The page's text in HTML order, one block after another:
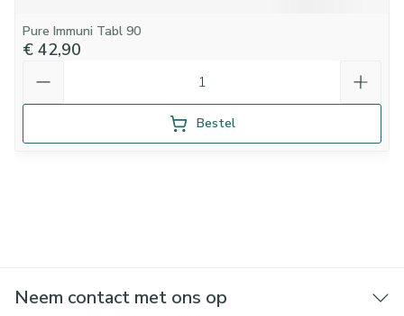
Pure Immuni Tabl 90
€ 42,90
Bestel
Neem contact met ons op